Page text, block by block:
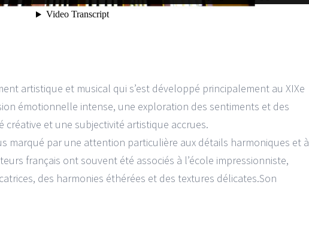
artistique et musical qui s’est développé principalement au XIXe
émotionnelle intense, une exploration des sentiments et des
créative et une subjectivité artistique accrues.
marqué par une attention particulière aux détails harmoniques et à
français ont souvent été associés à l’école impressionniste,
des harmonies éthérées et des textures délicates.Son